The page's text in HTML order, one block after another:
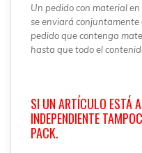
Un pedido con material
se enviará conjuntamente
pedido que contenga
hasta que todo el
SI UN ARTÍCULO ESTÁ
INDEPENDIENTE
PACK.